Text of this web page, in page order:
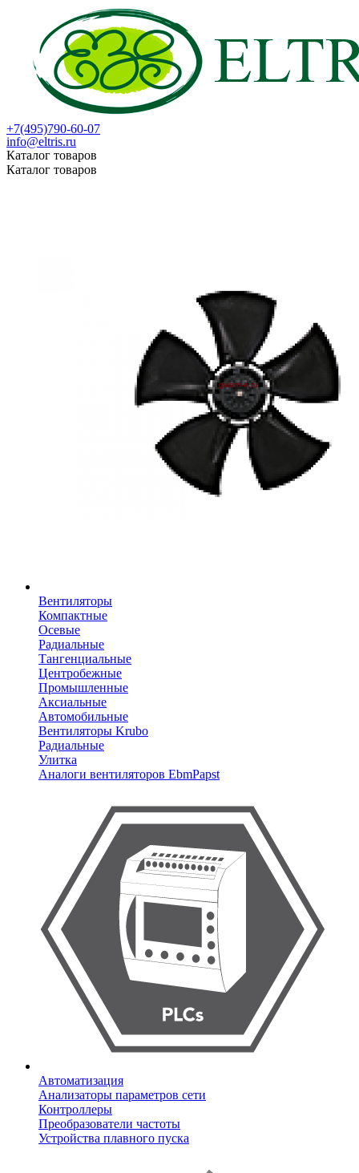
+7(495)790-60-07
info@eltris.ru
Каталог товаров
Каталог товаров
Вентиляторы
Компактные
Осевые
Радиальные
Тангенциальные
Центробежные
Промышленные
Аксиальные
Автомобильные
Вентиляторы Krubo
Радиальные
Улитка
Аналоги вентиляторов EbmPapst
Автоматизация
Анализаторы параметров сети
Контроллеры
Преобразователи частоты
Устройства плавного пуска